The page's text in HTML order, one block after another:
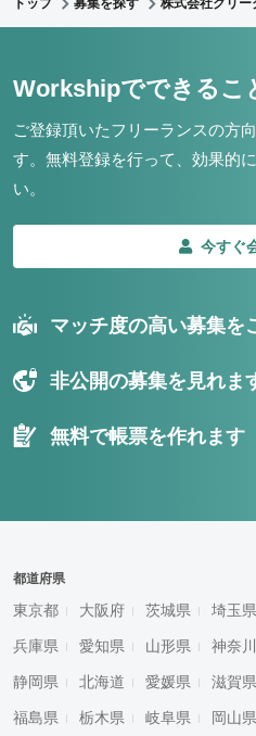
トップ 募集を探す 株式会社クリー
Workshipでできるこ
ご登録頂いたフリーランスの方
す。 無料登録を行って、効果的
い。
今すぐ
マッチ度の高い募集を
非公開の募集を見れま
無料で帳票を作れます
都道府県
東京都 大阪府 茨城県 埼玉県
兵庫県 愛知県 山形県 神奈
静岡県 北海道 愛媛県 滋賀県
福島県 栃木県 岐阜県 岡山県